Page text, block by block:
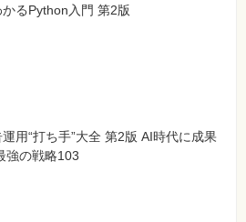
かるPython入門 第2版
用“打ち手”大全 第2版 AI時代に成果
強の戦略103